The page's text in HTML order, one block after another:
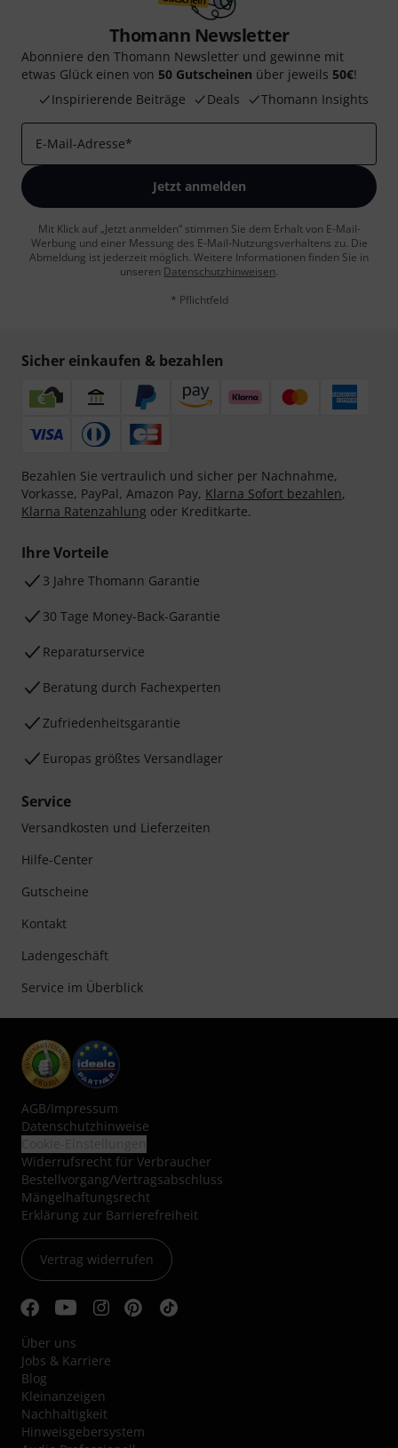
Thomann Newsletter
Abonniere den Thomann Newsletter und gewinne mit
etwas Glück einen von 50 Gutscheinen über jeweils 50€!
Inspirierende Beiträge
Deals Thomann Insights
E-Mail-Adresse*
Jetzt anmelden
Mit Klick auf „Jetzt anmelden“ stimmen Sie dem Erhalt von E-Mail-
Werbung und einer Messung des E-Mail-Nutzungsverhaltens zu. Die
Abmeldung ist jederzeit möglich. Weitere Informationen finden Sie in
unseren Datenschutzhinweisen.
* Pflichtfeld
Sicher einkaufen & bezahlen
Bezahlen Sie vertraulich und sicher per Nachnahme,
Vorkasse, PayPal, Amazon Pay, Klarna Sofort bezahlen,
Klarna Ratenzahlung oder Kreditkarte.
Ihre Vorteile
3 Jahre Thomann Garantie
30 Tage Money-Back-Garantie
Reparaturservice
Beratung durch Fachexperten
Zufriedenheitsgarantie
Europas größtes Versandlager
Service
Versandkosten und Lieferzeiten
Hilfe-Center
Gutscheine
Kontakt
Ladengeschäft
Service im Überblick
AGB/Impressum
Datenschutzhinweise
Widerrufsrecht für Verbraucher
Bestellvorgang/Vertragsabschluss
Mängelhaftungsrecht
Erklärung zur Barrierefreiheit
Vertrag widerrufen
Über uns
Jobs & Karriere
Blog
Kleinanzeigen
Nachhaltigkeit
Hinweisgebersystem